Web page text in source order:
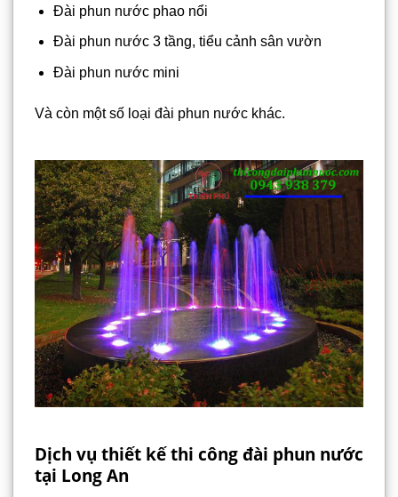
Đài phun nước phao nổi
Đài phun nước 3 tầng, tiểu cảnh sân vườn
Đài phun nước mini
Và còn một số loại đài phun nước khác.
Dịch vụ thiết kế thi công đài phun nước
tại Long An